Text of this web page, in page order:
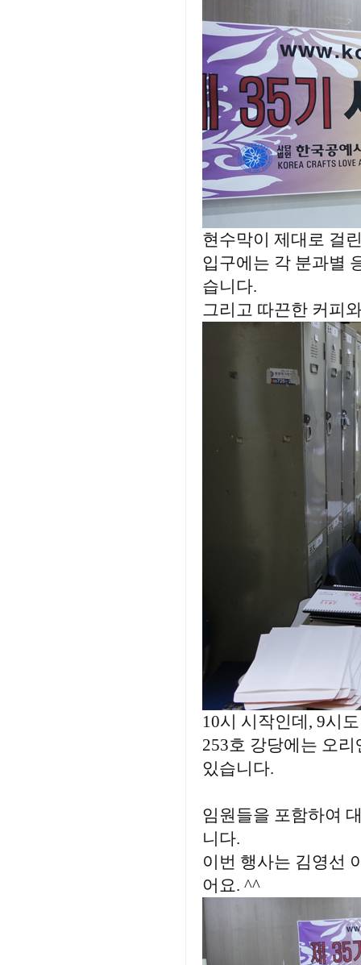
현수막이 제대로 걸
입구에는 각 분과별
습니다.
그리고 따끈한 커피
10시 시작인데, 9시
253호 강당에는 오
있습니다.
임원들을 포함하여
니다.
이번 행사는 김영선
어요. ^^